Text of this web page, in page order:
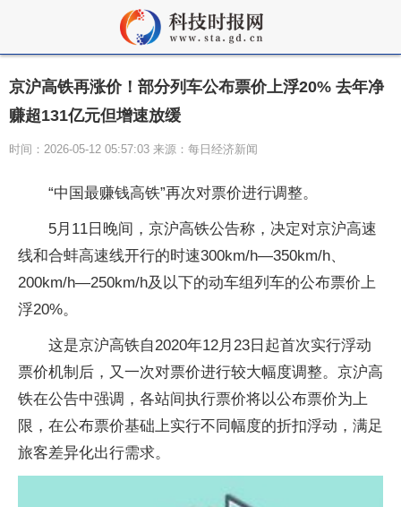
京沪高铁再涨价！部分列车公布票价上浮20% 去年净
赚超131亿元但增速放缓
时间：2026-05-12 05:57:03 来源：每日经济新闻
“中国最赚钱高铁”再次对票价进行调整。
5月11日晚间，京沪高铁公告称，决定对京沪高速
线和合蚌高速线开行的时速300km/h—350km/h、
200km/h—250km/h及以下的动车组列车的公布票价上
浮20%。
这是京沪高铁自2020年12月23日起首次实行浮动
票价机制后，又一次对票价进行较大幅度调整。京沪高
铁在公告中强调，各站间执行票价将以公布票价为上
限，在公布票价基础上实行不同幅度的折扣浮动，满足
旅客差异化出行需求。